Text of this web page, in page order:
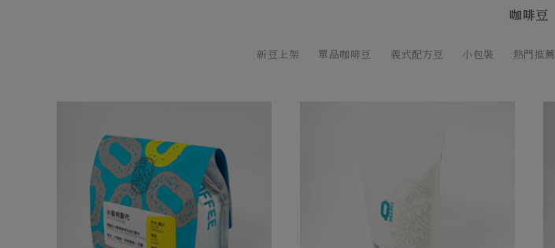
咖啡豆
新豆上架 單品咖啡豆 義式配方豆 小包裝 熱門推薦